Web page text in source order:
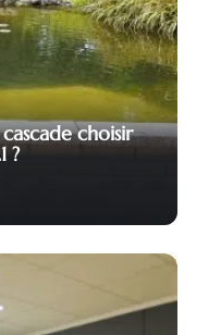
choisir
?